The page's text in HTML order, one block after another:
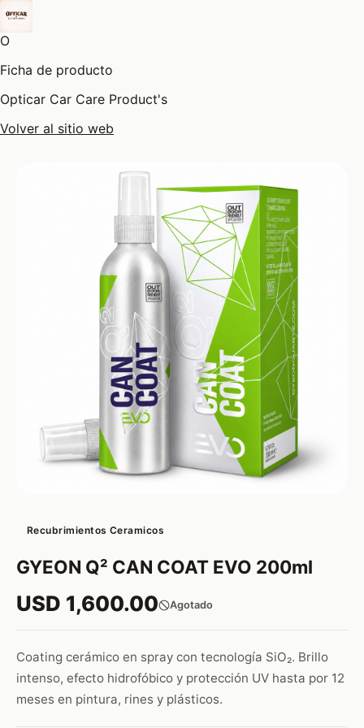
O
Ficha de producto
Opticar Car Care Product's
Volver al sitio web
Recubrimientos Ceramicos
GYEON Q² CAN COAT EVO 200ml
USD 1,600.00 Agotado
Coating cerámico en spray con tecnología SiO₂. Brillo
intenso, efecto hidrofóbico y protección UV hasta por 12
meses en pintura, rines y plásticos.